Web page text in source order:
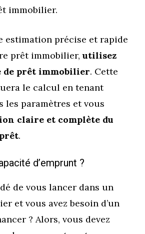
immobilier.
estimation précise et rapide
prêt immobilier,utilisez
de prêt immobilier. Cette
le calcul en tenant
les paramètres et vous
claire et complète du
.
d’emprunt ?
de vous lancer dans un
et vous avez besoin d’un
? Alors, vous devez